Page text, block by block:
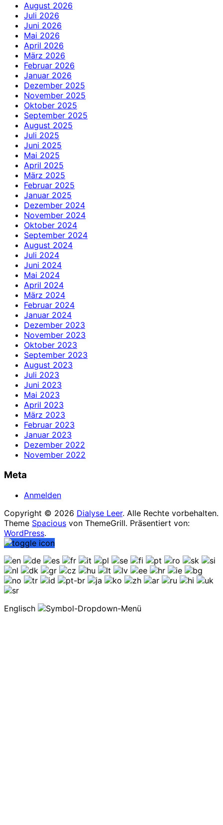
August 2026
Juli 2026
Juni 2026
Mai 2026
April 2026
März 2026
Februar 2026
Januar 2026
Dezember 2025
November 2025
Oktober 2025
September 2025
August 2025
Juli 2025
Juni 2025
Mai 2025
April 2025
März 2025
Februar 2025
Januar 2025
Dezember 2024
November 2024
Oktober 2024
September 2024
August 2024
Juli 2024
Juni 2024
Mai 2024
April 2024
März 2024
Februar 2024
Januar 2024
Dezember 2023
November 2023
Oktober 2023
September 2023
August 2023
Juli 2023
Juni 2023
Mai 2023
April 2023
März 2023
Februar 2023
Januar 2023
Dezember 2022
November 2022
Meta
Anmelden
Copyright © 2026 Dialyse Leer. Alle Rechte vorbehalten.
Theme Spacious von ThemeGrill. Präsentiert von:
WordPress.
Englisch